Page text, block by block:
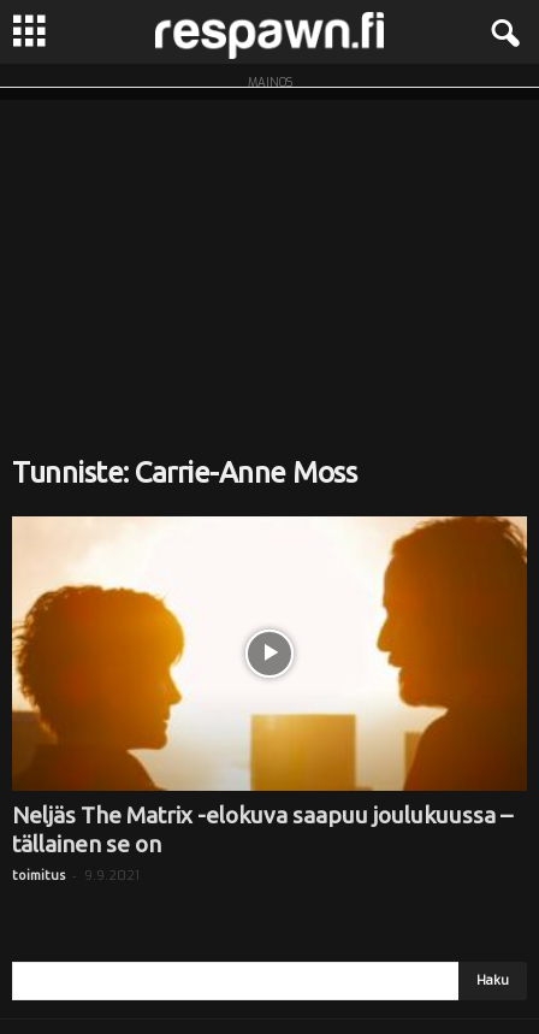
R
MAINOS
Tunniste: Carrie-Anne Moss
Neljäs The Matrix -elokuva saapuu joulukuussa –
tällainen se on
toimitus - 9.9.2021